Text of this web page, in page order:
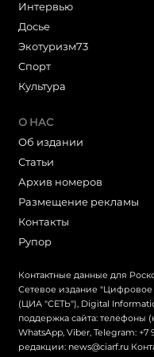
Интервью
Досье
Экотуризм73
Cпорт
Культура
О НАС
Об издании
Статьи
Архив номеров
Размещение рекламы
Контакты
Рупор
Контактные данные для
Сетевое издание
(ЦИА "СЕТЬ"), Digital
поддержка сайта: телефоны
WhatsApp, Viber, Telegram:
редакции: news@ciarf.ru